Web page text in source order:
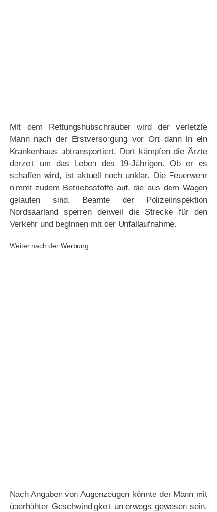
Mit dem Rettungshubschrauber wird der verletzte
Mann nach der Erstversorgung vor Ort dann in ein
Krankenhaus abtransportiert. Dort kämpfen die Ärzte
derzeit um das Leben des 19-Jährigen. Ob er es
schaffen wird, ist aktuell noch unklar. Die Feuerwehr
nimmt zudem Betriebsstoffe auf, die aus dem Wagen
gelaufen sind. Beamte der Polizeiinspektion
Nordsaarland sperren derweil die Strecke für den
Verkehr und beginnen mit der Unfallaufnahme.
Weiter nach der Werbung
Nach Angaben von Augenzeugen könnte der Mann mit
überhöhter Geschwindigkeit unterwegs gewesen sein.